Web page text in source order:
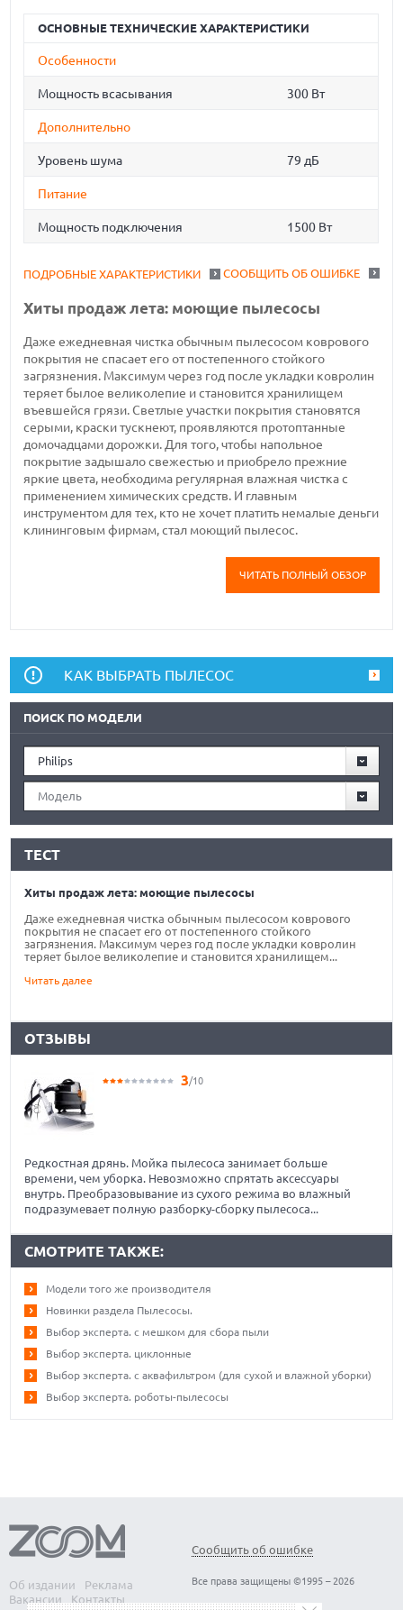
ОСНОВНЫЕ ТЕХНИЧЕСКИЕ ХАРАКТЕРИСТИКИ
Особенности
Мощность всасывания 300 Вт
Дополнительно
Уровень шума 79 дБ
Питание
Мощность подключения 1500 Вт
СООБЩИТЬ ОБ ОШИБКЕ
ПОДРОБНЫЕ ХАРАКТЕРИСТИКИ
Хиты продаж лета: моющие пылесосы
Даже ежедневная чистка обычным пылесосом коврового
покрытия не спасает его от постепенного стойкого
загрязнения. Максимум через год после укладки ковролин
теряет былое великолепие и становится хранилищем
въевшейся грязи. Светлые участки покрытия становятся
серыми, краски тускнеют, проявляются протоптанные
домочадцами дорожки. Для того, чтобы напольное
покрытие задышало свежестью и приобрело прежние
яркие цвета, необходима регулярная влажная чистка с
применением химических средств. И главным
инструментом для тех, кто не хочет платить немалые деньги
клининговым фирмам, стал моющий пылесос.
ЧИТАТЬ ПОЛНЫЙ ОБЗОР
КАК ВЫБРАТЬ ПЫЛЕСОС
ПОИСК ПО МОДЕЛИ
Philips
Модель
ТЕСТ
Хиты продаж лета: моющие пылесосы
Даже ежедневная чистка обычным пылесосом коврового
покрытия не спасает его от постепенного стойкого
загрязнения. Максимум через год после укладки ковролин
теряет былое великолепие и становится хранилищем...
Читать далее
ОТЗЫВЫ
3/10
Редкостная дрянь. Мойка пылесоса занимает больше
времени, чем уборка. Невозможно спрятать аксессуары
внутрь. Преобразовывание из сухого режима во влажный
подразумевает полную разборку-сборку пылесоса...
СМОТРИТЕ ТАКЖЕ:
Модели того же производителя
Новинки раздела Пылесосы.
Выбор эксперта. с мешком для сбора пыли
Выбор эксперта. циклонные
Выбор эксперта. с аквафильтром (для сухой и влажной уборки)
Выбор эксперта. роботы-пылесосы
Об издании
Реклама
Вакансии
Контакты
Сообщить об ошибке
Все права защищены ©1995 – 2026